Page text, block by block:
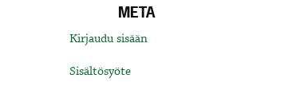
META
Kirjaudu sisään
Sisältösyöte